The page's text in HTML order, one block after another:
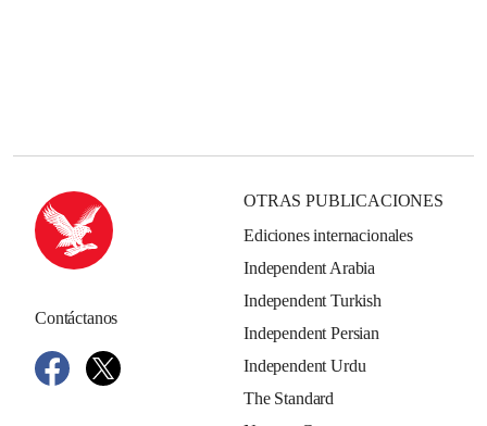
Contáctanos
OTRAS PUBLICACIONES
Ediciones internacionales
Independent Arabia
Independent Turkish
Independent Persian
Independent Urdu
The Standard